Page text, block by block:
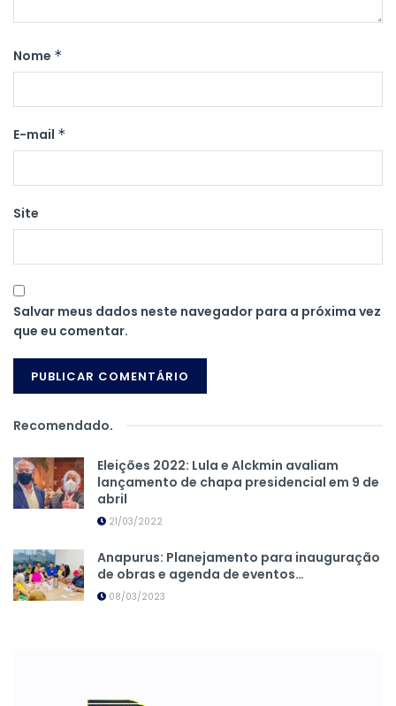
Nome *
E-mail *
Site
Salvar meus dados neste navegador para a próxima vez
que eu comentar.
Recomendado.
Eleições 2022: Lula e Alckmin avaliam
lançamento de chapa presidencial em 9 de
abril
21/03/2022
Anapurus: Planejamento para inauguração
de obras e agenda de eventos…
08/03/2023